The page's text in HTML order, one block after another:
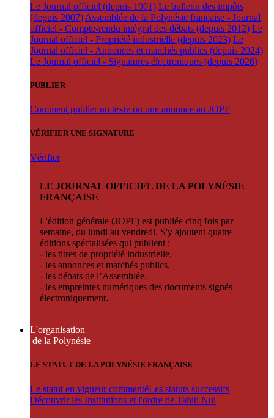
Le Journal officiel (depuis 1901) Le bulletin des impôts
(depuis 2007) Assemblée de la Polynésie française - Journal
officiel - Compte-rendu intégral des débats (depuis 2012) Le
Journal officiel - Propriété industrielle (depuis 2023) Le
Journal officiel - Annonces et marchés publics (depuis 2024)
Le Journal officiel - Signatures électroniques (depuis 2026)
PUBLIER
Comment publier un texte ou une annonce au JOPF
VÉRIFIER UNE SIGNATURE
Vérifier
LE JOURNAL OFFICIEL DE LA POLYNÉSIE
FRANÇAISE
L'édition générale (JOPF) est publiée cinq fois par
semaine, du lundi au vendredi. S'y ajoutent quatre
éditions spécialisées qui publient :
- les titres de propriété industrielle.
- les annonces et marchés publics.
- les débats de l’Assemblée.
- les empreintes numériques des documents signés
électroniquement.
L'organisation
de la Polynésie
LE STATUT DE LA POLYNÉSIE FRANÇAISE
Le statut en vigueur commentéLes statuts successifs
Découvrir les Institutions et l'ordre de Tahiti Nui